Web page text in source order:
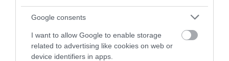
Google consents
I want to allow Google to enable storage
related to advertising like cookies on web or
device identifiers in apps.
Ελεγκτές της ΑΑΔΕ κατέσχεσαν
σχεδόν 1300 φιάλλες παράνομου
ψυκτικού υγρού φρέον (εικόνες)
10.08.2026 | 10:00